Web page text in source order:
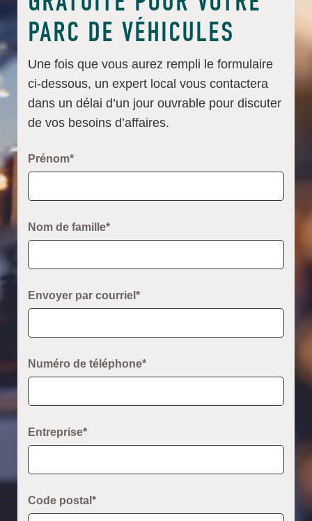
PARC DE VÉHICULES
Une fois que vous aurez rempli le formulaire
ci-dessous, un expert local vous contactera
dans un délai d’un jour ouvrable pour discuter
de vos besoins d’affaires.
Prénom*
Nom de famille*
Envoyer par courriel*
Numéro de téléphone*
Entreprise*
Code postal*